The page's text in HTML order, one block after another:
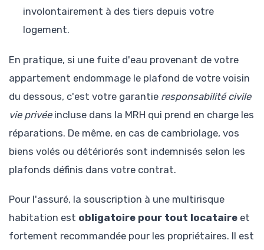
involontairement à des tiers depuis votre
logement.
En pratique, si une fuite d'eau provenant de votre
appartement endommage le plafond de votre voisin
du dessous, c'est votre garantie responsabilité civile
vie privéeincluse dans la MRH qui prend en charge les
réparations. De même, en cas de cambriolage, vos
biens volés ou détériorés sont indemnisés selon les
plafonds définis dans votre contrat.
Pour l'assuré, la souscription à une multirisque
habitation est obligatoire pour tout locataire et
fortement recommandée pour les propriétaires. Il est